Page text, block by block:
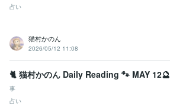
占い
猫村かのん
2026/05/12 11:08
🐈 猫村かのん Daily Reading 🐾 MAY 12🔮
事
占い